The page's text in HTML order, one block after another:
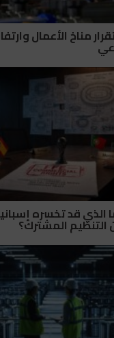
مناخ الأعمال
2030: ما الذي قد تخسره
التنظيم المشترك؟